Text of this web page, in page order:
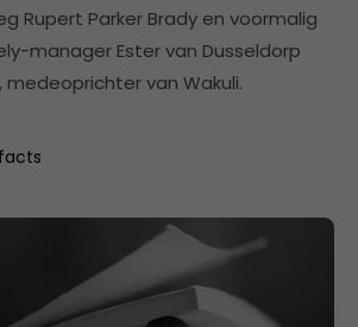
Rupert Parker Brady en voormalig
manager Ester van Dusseldorp
medeoprichter van Wakuli.